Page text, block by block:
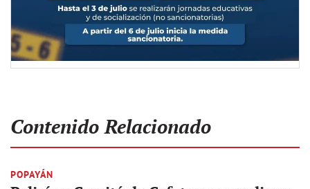
Contenido Relacionado
POPAYÁN